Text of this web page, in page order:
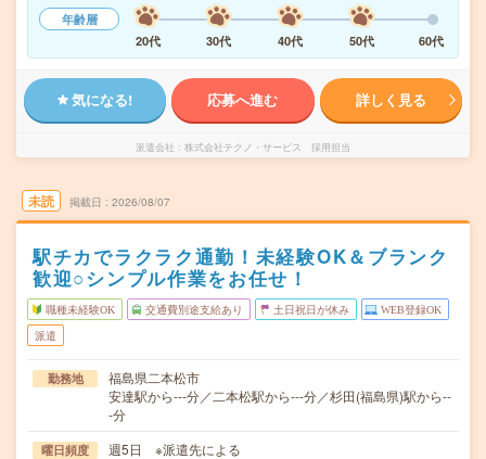
年齢層
20代
30代 40代 50代 60代
気になる! 応募へ進む 詳しく見る
派遣会社 株式会社テクノ・サービス 採用担当
未読 掲載日 2026/08/07
駅チカでラクラク通勤！未経験OK＆ブランク
歓迎○シンプル作業をお任せ！
職種未経験OK 交通費別途支給あり 土日祝日が休み WEB登録OK
派遣
勤務地
福島県二本松市
安達駅から---分／二本松駅から---分／杉田(福島県)駅から--
-分
曜日頻度 週5日 ※派遣先による